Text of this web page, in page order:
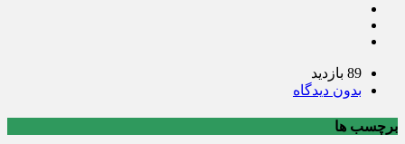
89 بازدید
بدون دیدگاه
برچسب ها